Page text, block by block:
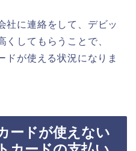
社に連絡をして、デビッ
くしてもらうことで、
ドが使える状況になりま
ードが使えない